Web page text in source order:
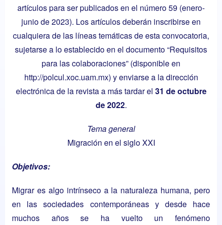
artículos para ser publicados en el número 59 (enero-
junio de 2023). Los artículos deberán inscribirse en
cualquiera de las líneas temáticas de esta convocatoria,
sujetarse a lo establecido en el documento “Requisitos
para las colaboraciones” (disponible en
http://polcul.xoc.uam.mx) y enviarse a la dirección
electrónica de la revista a más tardar el 31 de octubre
de 2022.
Tema general
Migración en el siglo XXI
Objetivos:
Migrar es algo intrínseco a la naturaleza humana, pero
en las sociedades contemporáneas y desde hace
muchos años se ha vuelto un fenómeno